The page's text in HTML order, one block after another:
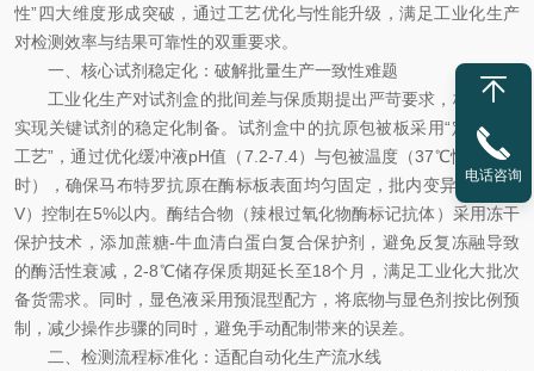
性”四大维度形成突破，通过工艺优化与性能升级，满足工业化生产
对检测效率与结果可靠性的双重要求。
一、核心试剂稳定化：破解批量生产一致性难题
工业化生产对试剂盒的批间差与保质期提出严苛要求，核心在于
实现关键试剂的稳定化制备。试剂盒中的抗原包被板采用“定向包被
工艺”，通过优化缓冲液pH值（7.2-7.4）与包被温度（37℃恒温12小
时），确保马布特罗抗原在酶标板表面均匀固定，批内变异系数（C
V）控制在5%以内。酶结合物（辣根过氧化物酶标记抗体）采用冻干
保护技术，添加蔗糖-牛血清白蛋白复合保护剂，避免反复冻融导致
的酶活性衰减，2-8℃储存保质期延长至18个月，满足工业化大批次
备货需求。同时，显色液采用预混型配方，将底物与显色剂按比例预
制，减少操作步骤的同时，避免手动配制带来的误差。
二、检测流程标准化：适配自动化生产流水线
电话咨询